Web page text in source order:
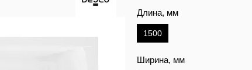
Длина, мм
1500
Ширина, мм